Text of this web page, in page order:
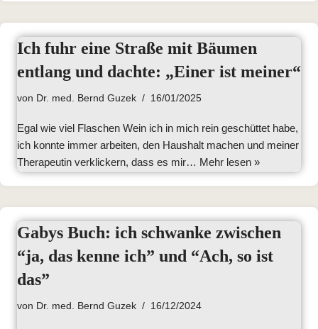
Ich fuhr eine Straße mit Bäumen
entlang und dachte: „Einer ist meiner“
von Dr. med. Bernd Guzek 16/01/2025
Egal wie viel Flaschen Wein ich in mich rein geschüttet habe,
ich konnte immer arbeiten, den Haushalt machen und meiner
Therapeutin verklickern, dass es mir… Mehr lesen »
Gabys Buch: ich schwanke zwischen
“ja, das kenne ich” und “Ach, so ist
das”
von Dr. med. Bernd Guzek 16/12/2024